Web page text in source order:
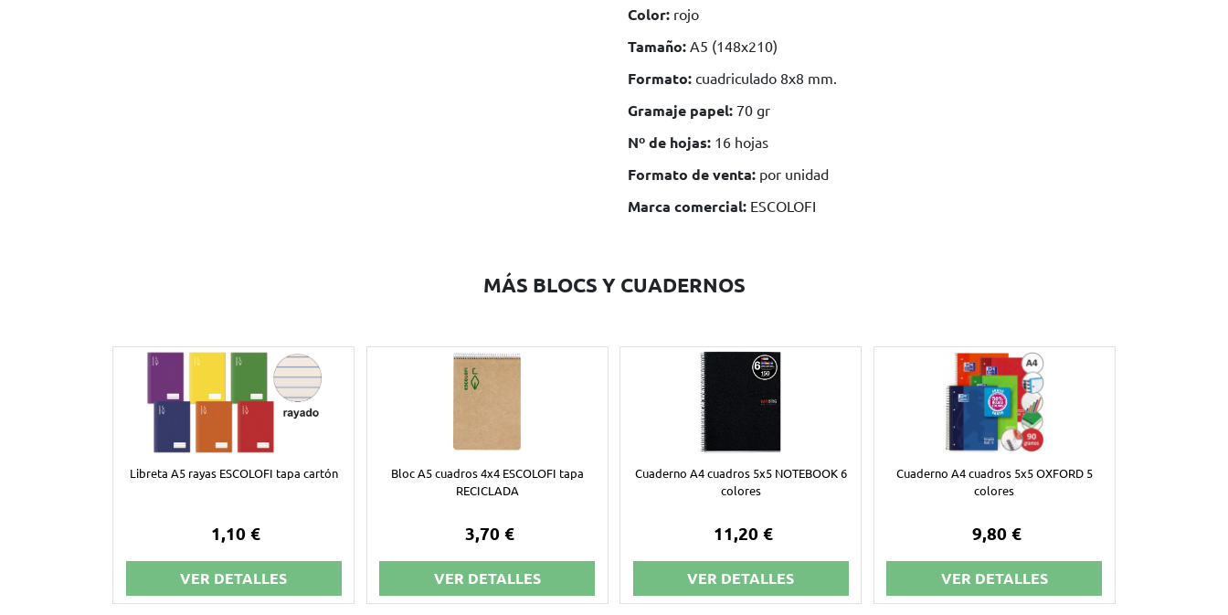
Color: rojo
Tamaño: A5 (148x210)
Formato: cuadriculado 8x8 mm.
Gramaje papel: 70 gr
Nº de hojas: 16 hojas
Formato de venta: por unidad
Marca comercial: ESCOLOFI
MÁS BLOCS Y CUADERNOS
Libreta A5 rayas ESCOLOFI tapa cartón
1,10 €
VER DETALLES
Bloc A5 cuadros 4x4 ESCOLOFI tapa
RECICLADA
3,70 €
VER DETALLES
Cuaderno A4 cuadros 5x5 NOTEBOOK 6
colores
11,20 €
VER DETALLES
Cuaderno A4 cuadros 5x5 OXFORD 5
colores
9,80 €
VER DETALLES